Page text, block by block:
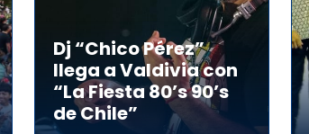
Dj “Chico Pérez”
llega a Valdivia con
“La Fiesta 80’s 90’s
de Chile”